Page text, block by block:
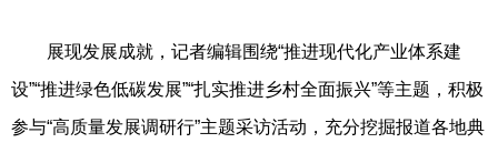
展现发展成就，记者编辑围绕“推进现代化产业体系建
设”“推进绿色低碳发展”“扎实推进乡村全面振兴”等主题，积极
参与“高质量发展调研行”主题采访活动，充分挖掘报道各地典